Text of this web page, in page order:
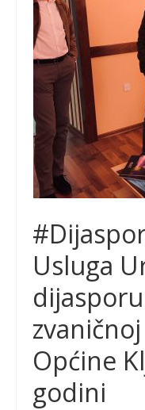
Usluga
Općine
godini